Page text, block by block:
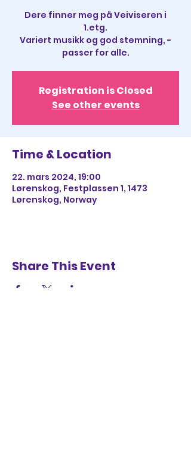
Dere finner meg på Veiviseren i
1.etg.
Variert musikk og god stemning, -
passer for alle.
Registration is Closed
See other events
Time & Location
22. mars 2024, 19:00
Lørenskog, Festplassen 1, 1473
Lørenskog, Norway
Share This Event